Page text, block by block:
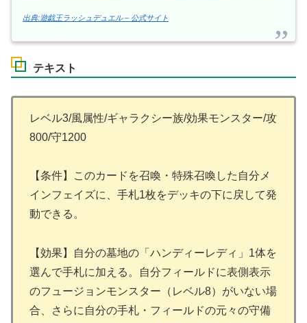
出典:遊戯王ラッシュデュエル – 公式サイト
テキスト
レベル3/風属性/ギャラクシー族/効果モンスター/攻
800/守1200
【条件】このカードを召喚・特殊召喚した自分メ
インフェイズに、手札1枚をデッキの下に戻して発
動できる。
【効果】自分の墓地の「ハンディーレディ」1体を
選んで手札に加える。自分フィールドに表側表示
のフュージョンモンスター（レベル8）がいない場
合、さらに自分の手札・フィールドの元々の守備